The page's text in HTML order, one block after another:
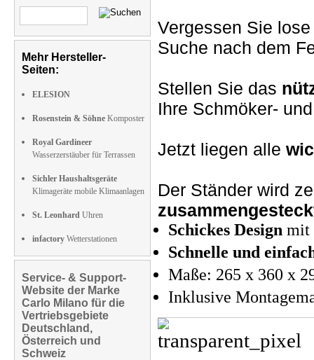
Mehr Hersteller-
Seiten:
ELESION
Rosenstein & Söhne Komposter
Royal Gardineer
Wasserzerstäuber für Terrassen
Sichler Haushaltsgeräte
Klimageräte mobile Klimaanlagen
St. Leonhard Uhren
infactory Wetterstationen
Service- & Support-
Website der Marke
Carlo Milano für die
Vertriebsgebiete
Deutschland,
Österreich und
Schweiz
Vergessen Sie
Suche nach dem
Stellen Sie das
Ihre Schmöker-
Jetzt liegen alle
Der Ständer wird
Schickes Design mit
Schnelle und
Maße: 265 x 360 x
Inklusive